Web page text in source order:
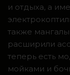
и отдыха, а
также
расширили
теперь есть
мойками и